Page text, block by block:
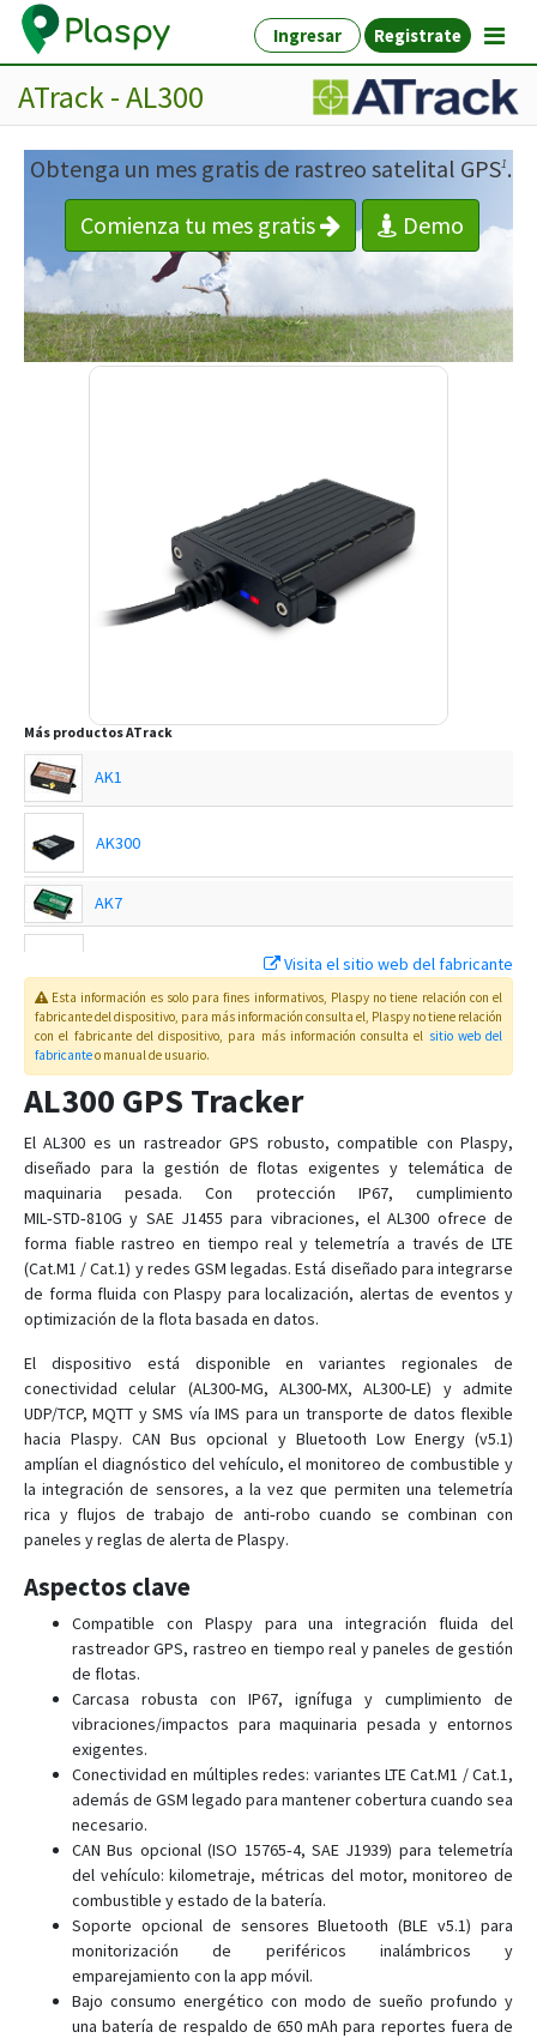
Ingresar Registrate
ATrack - AL300
Obtenga un mes gratis de rastreo satelital GPS1.
Comienza tu mes gratis
Demo
Más productosATrack
AK1
AK300
AK7
AK7V
AL1
AL100
AL11
AL7
AS1
AS11
AS3
AS300
AS500
AS700
AT5i
AU7
AX11
AX300
AX7
AX9
Visita el sitio web del fabricante
Esta información es solo para fines informativos, Plaspy no tiene relación con el
fabricante del dispositivo, para más información consulta el, Plaspy no tiene relación
con el fabricante del dispositivo, para más información consulta el sitio web del
fabricanteo manual de usuario.
AL300 GPS Tracker
El AL300 es un rastreador GPS robusto, compatible con Plaspy,
diseñado para la gestión de flotas exigentes y telemática de
maquinaria pesada. Con protección IP67, cumplimiento
MIL‑STD‑810G y SAE J1455 para vibraciones, el AL300 ofrece de
forma fiable rastreo en tiempo real y telemetría a través de LTE
(Cat.M1 / Cat.1) y redes GSM legadas. Está diseñado para integrarse
de forma fluida con Plaspy para localización, alertas de eventos y
optimización de la flota basada en datos.
El dispositivo está disponible en variantes regionales de
conectividad celular (AL300‑MG, AL300‑MX, AL300‑LE) y admite
UDP/TCP, MQTT y SMS vía IMS para un transporte de datos flexible
hacia Plaspy. CAN Bus opcional y Bluetooth Low Energy (v5.1)
amplían el diagnóstico del vehículo, el monitoreo de combustible y
la integración de sensores, a la vez que permiten una telemetría
rica y flujos de trabajo de anti‑robo cuando se combinan con
paneles y reglas de alerta de Plaspy.
Aspectos clave
Compatible con Plaspy para una integración fluida del
rastreador GPS, rastreo en tiempo real y paneles de gestión
de flotas.
Carcasa robusta con IP67, ignífuga y cumplimiento de
vibraciones/impactos para maquinaria pesada y entornos
exigentes.
Conectividad en múltiples redes: variantes LTE Cat.M1 / Cat.1,
además de GSM legado para mantener cobertura cuando sea
necesario.
CAN Bus opcional (ISO 15765‑4, SAE J1939) para telemetría
del vehículo: kilometraje, métricas del motor, monitoreo de
combustible y estado de la batería.
Soporte opcional de sensores Bluetooth (BLE v5.1) para
monitorización de periféricos inalámbricos y
emparejamiento con la app móvil.
Bajo consumo energético con modo de sueño profundo y
una batería de respaldo de 650 mAh para reportes fuera de